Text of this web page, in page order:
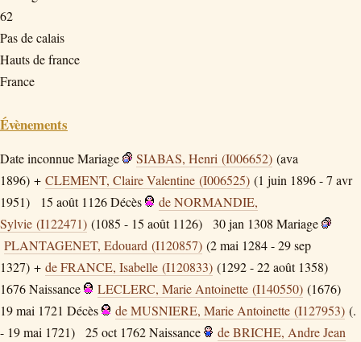
62
Pas de calais
Hauts de france
France
Évènements
Date inconnueMariage SIABAS, Henri (I006652) (ava
1896) + CLEMENT, Claire Valentine (I006525) (1 juin 1896 - 7 avr
1951)
15 août 1126Décès
de NORMANDIE,
Sylvie (I122471) (1085 - 15 août 1126) 30 jan 1308 Mariage
PLANTAGENET, Edouard (I120857) (2 mai 1284 - 29 sep
1327) + de FRANCE, Isabelle (I120833) (1292 - 22 août 1358)
1676Naissance LECLERC, Marie Antoinette (I140550) (1676)
19 mai 1721 Décès de MUSNIERE, Marie Antoinette (I127953) (.
- 19 mai 1721)
25 oct 1762Naissance
de BRICHE, Andre Jean